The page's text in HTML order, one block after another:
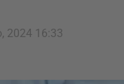
2024 16:33